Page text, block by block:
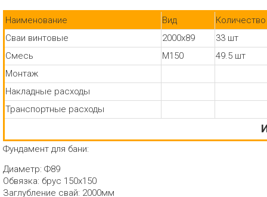
Наименование Вид
Количество
Сваи винтовые
2000х89
33 шт
Смесь
М150
49.5 шт
Монтаж
Накладные расходы
Транспортные расходы
Фундамент для бани:
Диаметр: Ф89
Обвязка: брус 150х150
Заглубление свай: 2000мм